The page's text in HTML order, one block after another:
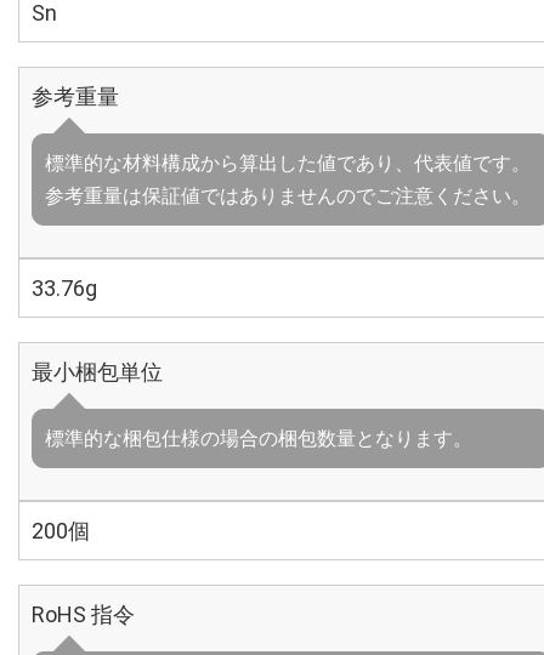
Sn
参考重量
標準的な材料構成から算出した値であり、代表値です。
参考重量は保証値ではありませんのでご注意ください。
33.76g
最小梱包単位
標準的な梱包仕様の場合の梱包数量となります。
200個
RoHS 指令